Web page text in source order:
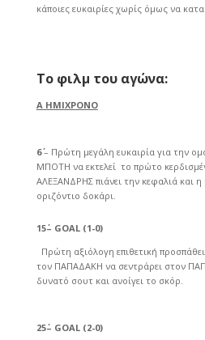
κάποιες ευκαιρίες χωρίς όμως να
Το φιλμ του αγώνα:
Α ΗΜΙΧΡΟΝΟ
6΄– Πρώτη μεγάλη ευκαιρία για την
ΜΠΟΤΗ να εκτελεί το πρώτο
ΑΛΕΞΑΝΔΡΗΣ πιάνει την κεφαλιά και
οριζόντιο δοκάρι.
15΄– GOAL (1-0)
Πρώτη αξιόλογη επιθετική
τον ΠΑΠΑΔΑΚΗ να σεντράρει στον
δυνατό σουτ και ανοίγει το σκόρ.
25΄– GOAL (2-0)